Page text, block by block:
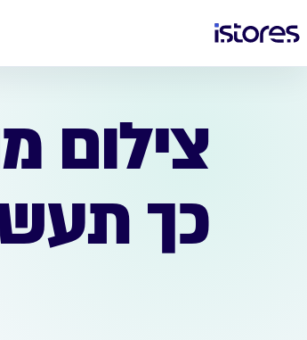
צילום
כך